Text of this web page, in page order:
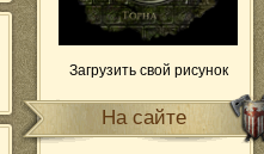
Загрузить свой рисунок
На сайте